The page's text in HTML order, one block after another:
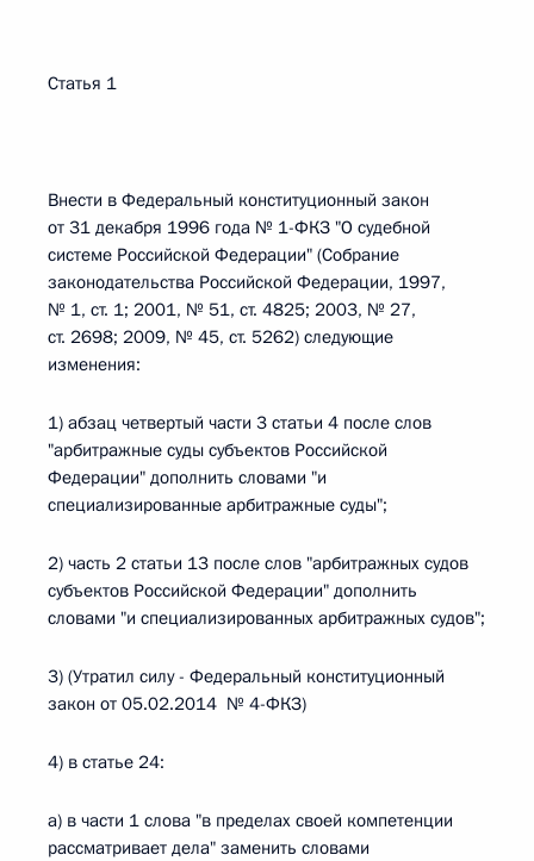
Статья 1
Внести в Федеральный конституционный закон
от 31 декабря 1996 года № 1-ФКЗ "О судебной
системе Российской Федерации" (Собрание
законодательства Российской Федерации, 1997,
№ 1, ст. 1; 2001, № 51, ст. 4825; 2003, № 27,
ст. 2698; 2009, № 45, ст. 5262) следующие
изменения:
1) абзац четвертый части 3 статьи 4 после слов
"арбитражные суды субъектов Российской
Федерации" дополнить словами "и
специализированные арбитражные суды";
2) часть 2 статьи 13 после слов "арбитражных судов
субъектов Российской Федерации" дополнить
словами "и специализированных арбитражных судов";
3) (Утратил силу - Федеральный конституционный
закон от 05.02.2014 № 4-ФКЗ)
4) в статье 24:
а) в части 1 слова "в пределах своей компетенции
рассматривает дела" заменить словами